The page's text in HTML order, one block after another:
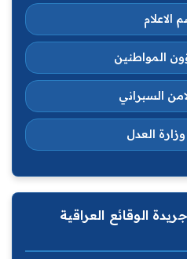
الاعلام
المواطنين
السبراني
العدل
(4875) من جريدة الوقائع العراقية